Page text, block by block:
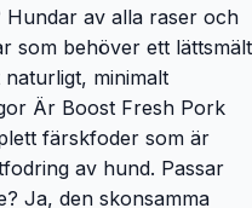
av alla raser och
som behöver ett lättsmält
minimalt
Är Boost Fresh Pork
färskfoder som är
av hund. Passar
Ja, den skonsamma